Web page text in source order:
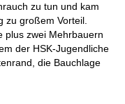
zu tun und kam
zu großem Vorteil.
plus zwei Mehrbauern
der HSK-Jugendliche
die Bauchlage